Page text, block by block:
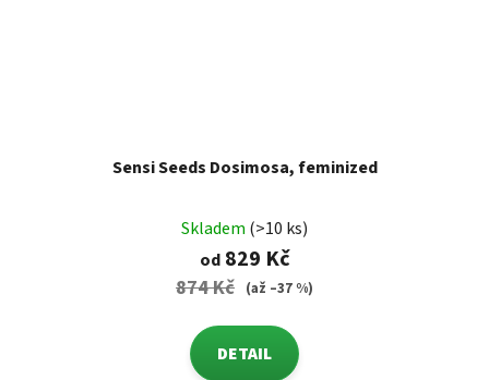
Sensi Seeds Dosimosa, feminized
Skladem (>10 ks)
od829 Kč
874 Kč (až –37 %)
DETAIL